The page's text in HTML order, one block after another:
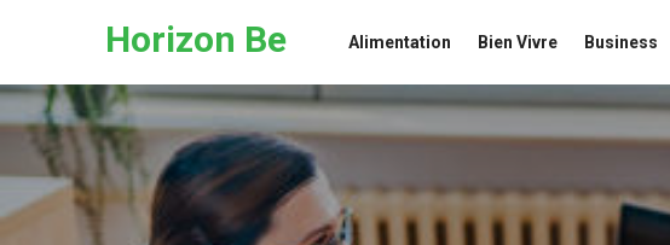
Horizon Be Alimentation Bien Vivre Business